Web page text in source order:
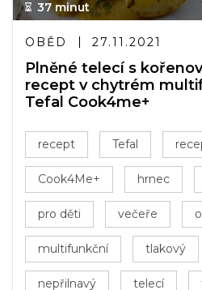
37 minut
OBĚD 27.11.2021
Plněné telecí s
recept v chytrém
Tefal Cook4me+
recept Tefal
Cook4Me+ hrnec
pro děti večeře
multifunkční tlakový
nepřilnavý telecí